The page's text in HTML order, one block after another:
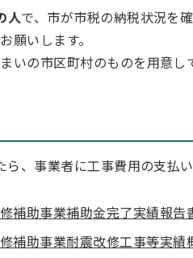
人で、市が市税の納税状況を
願いします。
いの市区町村のものを用意し
、事業者に工事費用の支払
補助事業補助金完了実績報
補助事業耐震改修工事等実